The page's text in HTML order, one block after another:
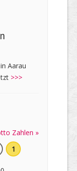
Aarau
>>>
Zahlen »
1